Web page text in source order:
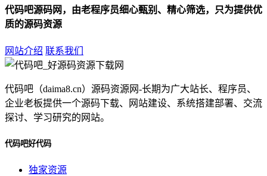
代码吧源码网，由老程序员细心甄别、精心筛选，只为提供优
质的源码资源
网站介绍 联系我们
代码吧（daima8.cn）源码资源网-长期为广大站长、程序员、
企业老板提供一个源码下载、网站建设、系统搭建部署、交流
探讨、学习研究的网站。
代码吧好代码
独家资源